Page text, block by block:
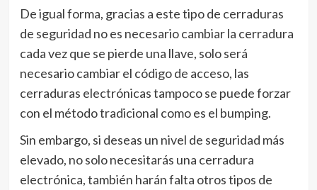
De igual forma, gracias a este tipo de cerraduras
de seguridad no es necesario cambiar la cerradura
cada vez que se pierde una llave, solo será
necesario cambiar el código de acceso, las
cerraduras electrónicas tampoco se puede forzar
con el método tradicional como es el bumping.
Sin embargo, si deseas un nivel de seguridad más
elevado, no solo necesitarás una cerradura
electrónica, también harán falta otros tipos de